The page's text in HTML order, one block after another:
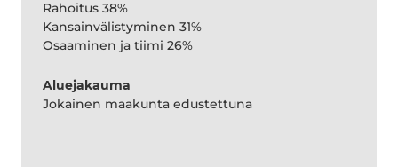
Rahoitus 38%
Kansainvälistyminen 31%
Osaaminen ja tiimi 26%
Aluejakauma
Jokainen maakunta edustettuna